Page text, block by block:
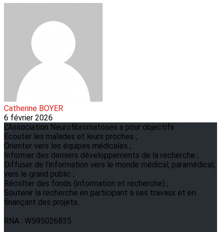
Catherine BOYER
6 février 2026
L'Association Neurofibromatoses a pour objectifs :
Ecouter les malades et leurs proches ;
Orienter vers les équipes médicales ;
Informer des derniers développements de la recherche ;
Diffuser de l’information vers le monde médical, paramédical,
vers le grand public ;
Récolter des fonds (information et recherche) ;
Soutenir la recherche en participant à ses travaux et en
finançant des projets.
RNA : W595026835